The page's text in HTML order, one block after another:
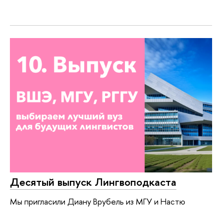
Десятый выпуск Лингвоподкаста
Мы пригласили Диану Врубель из МГУ и Настю